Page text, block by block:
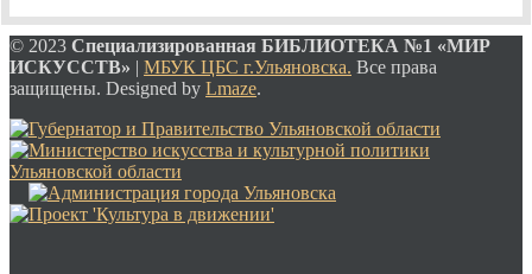
© 2023 Специализированная БИБЛИОТЕКА №1 «МИР
ИСКУССТВ» | МБУК ЦБС г.Ульяновска. Все права
защищены. Designed by Lmaze.